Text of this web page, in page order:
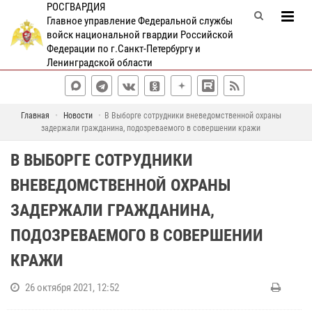
РОСГВАРДИЯ
Главное управление Федеральной службы
войск национальной гвардии Российской
Федерации по г.Санкт-Петербургу и
Ленинградской области
Главная Новости
В Выборге сотрудники вневедомственной охраны
задержали гражданина, подозреваемого в совершении кражи
В ВЫБОРГЕ СОТРУДНИКИ
ВНЕВЕДОМСТВЕННОЙ ОХРАНЫ
ЗАДЕРЖАЛИ ГРАЖДАНИНА,
ПОДОЗРЕВАЕМОГО В СОВЕРШЕНИИ
КРАЖИ
26 октября 2021, 12:52